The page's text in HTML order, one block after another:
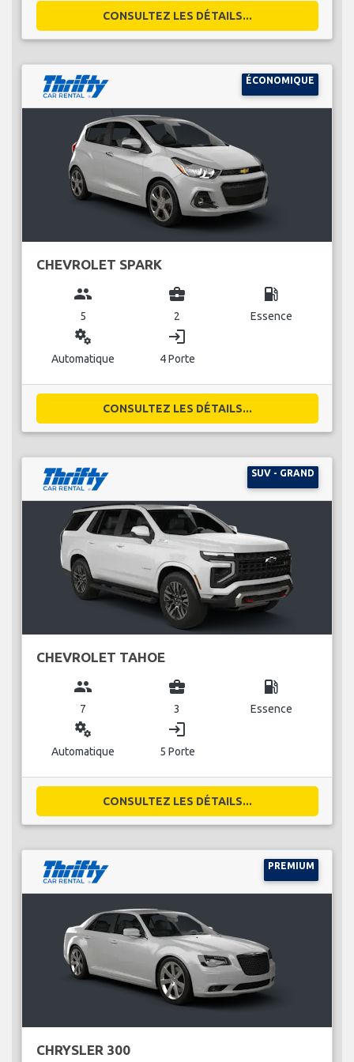
CONSULTEZ LES DÉTAILS...
ÉCONOMIQUE
CHEVROLET SPARK
group
5
business_center
2
local_gas_station
Essence
miscellaneous_services
Automatique
login
4 Porte
CONSULTEZ LES DÉTAILS...
SUV - GRAND
CHEVROLET TAHOE
group
7
business_center
3
local_gas_station
Essence
miscellaneous_services
Automatique
login
5 Porte
CONSULTEZ LES DÉTAILS...
PREMIUM
CHRYSLER 300